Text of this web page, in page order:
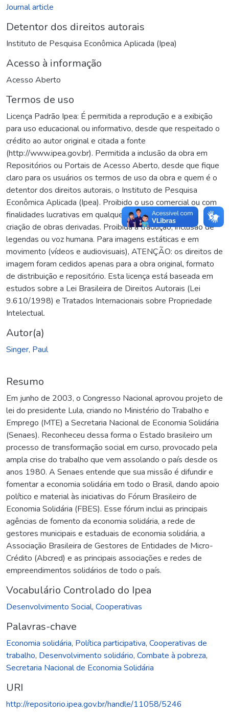
Journal article
Detentor dos direitos autorais
Instituto de Pesquisa Econômica Aplicada (Ipea)
Acesso à informação
Acesso Aberto
Termos de uso
Licença Padrão Ipea: É permitida a reprodução e a exibição
para uso educacional ou informativo, desde que respeitado o
crédito ao autor original e citada a fonte
(http://www.ipea.gov.br). Permitida a inclusão da obra em
Repositórios ou Portais de Acesso Aberto, desde que fique
claro para os usuários os termos de uso da obra e quem é o
detentor dos direitos autorais, o Instituto de Pesquisa
Econômica Aplicada (Ipea). Proibido o uso comercial ou com
finalidades lucrativas em qualquer hipótese. Proibida a
criação de obras derivadas. Proibida a tradução, inclusão de
legendas ou voz humana. Para imagens estáticas e em
movimento (vídeos e audiovisuais), ATENÇÃO: os direitos de
imagem foram cedidos apenas para a obra original, formato
de distribuição e repositório. Esta licença está baseada em
estudos sobre a Lei Brasileira de Direitos Autorais (Lei
9.610/1998) e Tratados Internacionais sobre Propriedade
Intelectual.
Autor(a)
Singer, Paul
Resumo
Em junho de 2003, o Congresso Nacional aprovou projeto de
lei do presidente Lula, criando no Ministério do Trabalho e
Emprego (MTE) a Secretaria Nacional de Economia Solidária
(Senaes). Reconheceu dessa forma o Estado brasileiro um
processo de transformação social em curso, provocado pela
ampla crise do trabalho que vem assolando o país desde os
anos 1980. A Senaes entende que sua missão é difundir e
fomentar a economia solidária em todo o Brasil, dando apoio
político e material às iniciativas do Fórum Brasileiro de
Economia Solidária (FBES). Esse fórum inclui as principais
agências de fomento da economia solidária, a rede de
gestores municipais e estaduais de economia solidária, a
Associação Brasileira de Gestores de Entidades de Micro-
Crédito (Abcred) e as principais associações e redes de
empreendimentos solidários de todo o país.
Vocabulário Controlado do Ipea
Desenvolvimento Social, Cooperativas
Palavras-chave
Economia solidária, Política participativa, Cooperativas de
trabalho, Desenvolvimento solidário, Combate à pobreza,
Secretaria Nacional de Economia Solidária
URI
http://repositorio.ipea.gov.br/handle/11058/5246